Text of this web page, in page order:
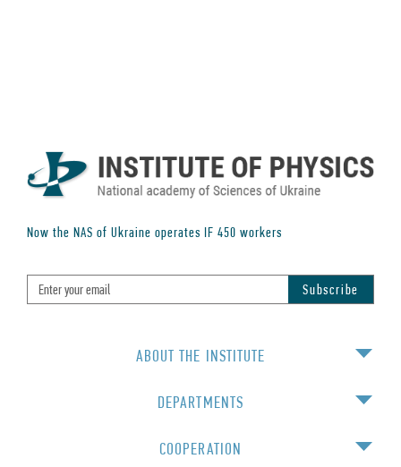
Now the NAS of Ukraine operates IF 450 workers
ABOUT THE INSTITUTE
DEPARTMENTS
COOPERATION